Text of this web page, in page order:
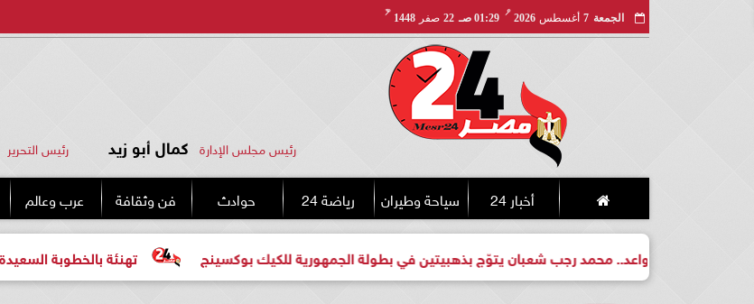
الجمعة 7 أغسطس 2026
مـ
01:29 صـ 22 صفر 1448
هـ
رئيس مجلس الإدارة كمال أبو زيد رئيس التحرير
أخبار 24 سياحة وطيران رياضة 24 حوادث فن وثقافة عرب وعالم
تهنئة بالخطوبة السعيدة.. لبطل واعد.. محمد رجب شعبان يتوّج بذهبيتين في بطولة الجمهورية للكيك بوكسينج